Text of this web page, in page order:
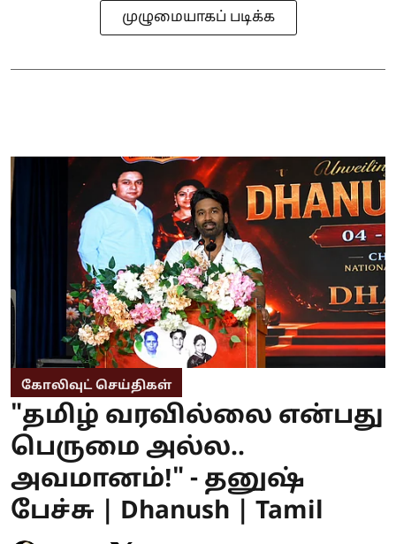
முழுமையாகப் படிக்க
கோலிவுட் செய்திகள்
"தமிழ் வரவில்லை என்பது
பெருமை அல்ல..
அவமானம்!" - தனுஷ்
பேச்சு | Dhanush | Tamil